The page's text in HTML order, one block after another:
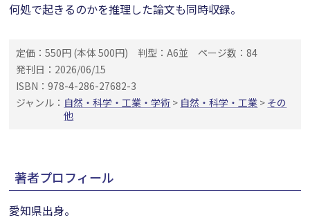
何処で起きるのかを推理した論文も同時収録。
定価：550円 (本体 500円) 判型：A6並
ページ数：84
発刊日：2026/06/15
ISBN：978-4-286-27682-3
ジャンル： 自然・科学・工業・学術 > 自然・科学・工業 > その
他
著者プロフィール
愛知県出身。